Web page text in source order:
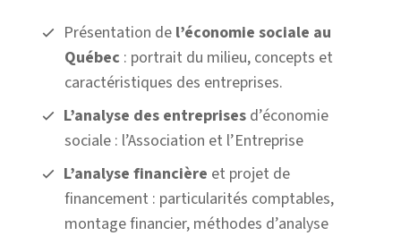
Présentation de l’économie sociale au
Québec : portrait du milieu, concepts et
caractéristiques des entreprises.
L’analyse des entreprises d’économie
sociale : l’Association et l’Entreprise
L’analyse financière et projet de
financement : particularités comptables,
montage financier, méthodes d’analyse